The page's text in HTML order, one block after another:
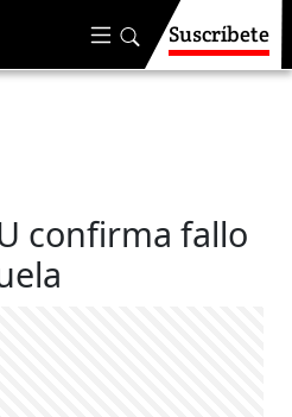
Suscríbete
confirma fallo